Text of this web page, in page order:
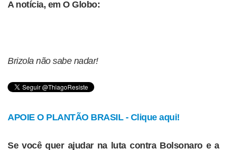
A notícia, em O Globo:
Brizola não sabe nadar!
APOIE O PLANTÃO BRASIL - Clique aqui!
Se você quer ajudar na luta contra Bolsonaro e a